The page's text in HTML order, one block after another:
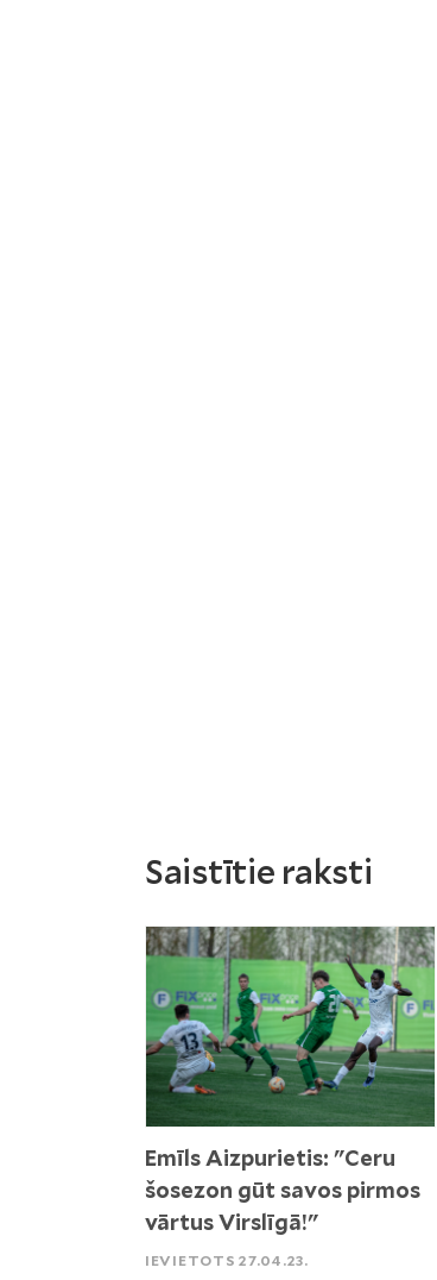
Saistītie raksti
Emīls Aizpurietis: "Ceru
šosezon gūt savos pirmos
vārtus Virslīgā!"
IEVIETOTS 27.04.23.